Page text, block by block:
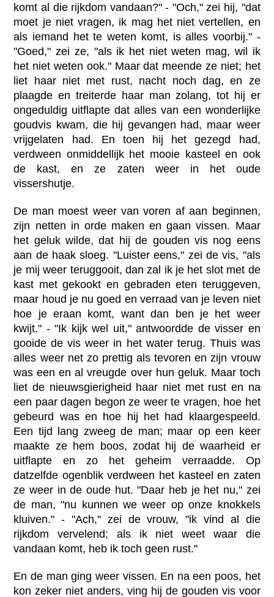
komt al die rijkdom vandaan?" - "Och," zei hij, "dat
moet je niet vragen, ik mag het niet vertellen, en
als iemand het te weten komt, is alles voorbij." -
"Goed," zei ze, "als ik het niet weten mag, wil ik
het niet weten ook." Maar dat meende ze niet; het
liet haar niet met rust, nacht noch dag, en ze
plaagde en treiterde haar man zolang, tot hij er
ongeduldig uitflapte dat alles van een wonderlijke
goudvis kwam, die hij gevangen had, maar weer
vrijgelaten had. En toen hij het gezegd had,
verdween onmiddellijk het mooie kasteel en ook
de kast, en ze zaten weer in het oude
vissershutje.
De man moest weer van voren af aan beginnen,
zijn netten in orde maken en gaan vissen. Maar
het geluk wilde, dat hij de gouden vis nog eens
aan de haak sloeg. "Luister eens," zei de vis, "als
je mij weer teruggooit, dan zal ik je het slot met de
kast met gekookt en gebraden eten teruggeven,
maar houd je nu goed en verraad van je leven niet
hoe je eraan komt, want dan ben je het weer
kwijt." - "Ik kijk wel uit," antwoordde de visser en
gooide de vis weer in het water terug. Thuis was
alles weer net zo prettig als tevoren en zijn vrouw
was een en al vreugde over hun geluk. Maar toch
liet de nieuwsgierigheid haar niet met rust en na
een paar dagen begon ze weer te vragen, hoe het
gebeurd was en hoe hij het had klaargespeeld.
Een tijd lang zweeg de man; maar op een keer
maakte ze hem boos, zodat hij de waarheid er
uitflapte en zo het geheim verraadde. Op
datzelfde ogenblik verdween het kasteel en zaten
ze weer in de oude hut. "Daar heb je het nu," zei
de man, "nu kunnen we weer op onze knokkels
kluiven." - "Ach," zei de vrouw, "ik vind al die
rijkdom vervelend; als ik niet weet waar die
vandaan komt, heb ik toch geen rust."
En de man ging weer vissen. En na een poos, het
kon zeker niet anders, ving hij de gouden vis voor